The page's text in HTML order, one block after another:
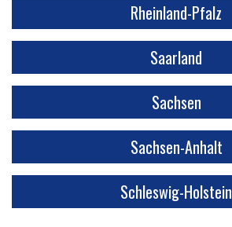
Rheinland-Pfalz
Saarland
Sachsen
Sachsen-Anhalt
Schleswig-Holstein